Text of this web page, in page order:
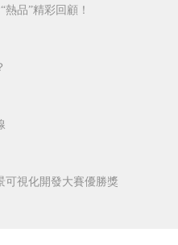
品”精彩回顧！
可視化開發大賽優勝獎